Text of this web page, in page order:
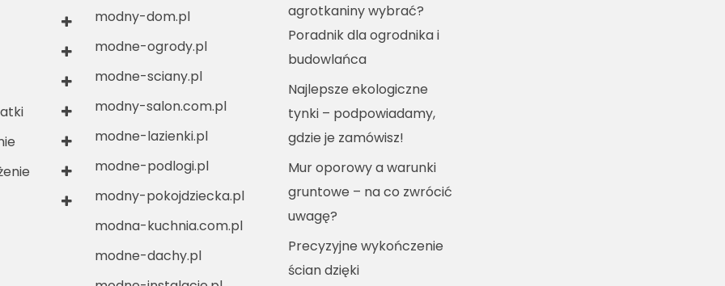
modny-dom.pl
modne-ogrody.pl
modne-sciany.pl
modny-salon.com.pl
modne-lazienki.pl
modne-podlogi.pl
modny-pokojdziecka.pl
modna-kuchnia.com.pl
modne-dachy.pl
agrotkaniny wybrać?
Poradnik dla ogrodnika i
budowlańca
Najlepsze ekologiczne
tynki – podpowiadamy,
gdzie je zamówisz!
Mur oporowy a warunki
gruntowe – na co zwrócić
uwagę?
Precyzyjne wykończenie
ścian dzięki